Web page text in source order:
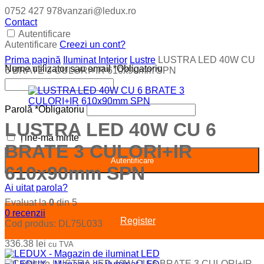
0752 427 978vanzari@ledux.ro
Contact
Autentificare
Autentificare Creezi un cont?
Nume utilizator sau email*Obligatoriu
Parolă *Obligatoriu
Ține-mă minte
Autentificare
Ai uitat parola?
Register
Prima pagină Iluminat Interior Lustre LUSTRA LED 40W CU
6 BRATE 3 CULORI+IR 610x90mm SPN
LUSTRA LED 40W CU 6
BRATE 3 CULORI+IR
610x90mm SPN
Evaluat la0din 5
0 recenzii
Cod produs: DL75L033
336.38 lei cu TVA